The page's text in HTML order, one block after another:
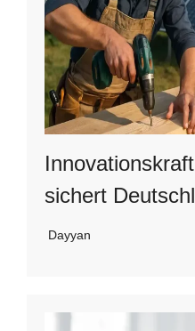
sichert
Dayyan